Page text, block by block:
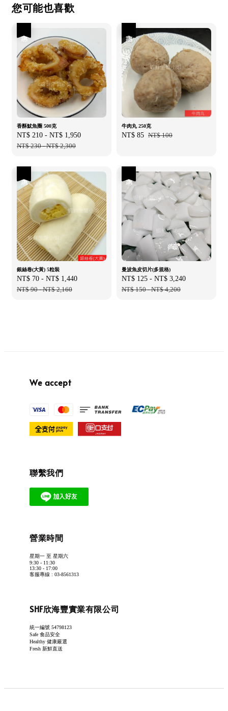
您可能也喜歡
香酥魷魚圈 500克
Sale
price
NT$ 210 - NT$ 1,950
NT$ 230-NT$ 2,300
牛肉丸 250克
Sale
NT$ 85 Regular
NT$ 100
銀絲卷(大黃) 5粒裝
Sale
price
NT$ 70 - NT$ 1,440
NT$ 90-NT$ 2,160
曼波魚皮切片(多規格)
Sale
price
NT$ 125 - NT$ 3,240
NT$ 150-NT$ 4,200
We accept
聯繫我們
營業時間
星期一 至 星期六
9:30 - 11:30
13:30 - 17:00
客服專線 : 03-8561313
SHF欣海豐實業有限公司
統一編號 54798123
Safe 食品安全
Healthy 健康嚴選
Fresh 新鮮直送